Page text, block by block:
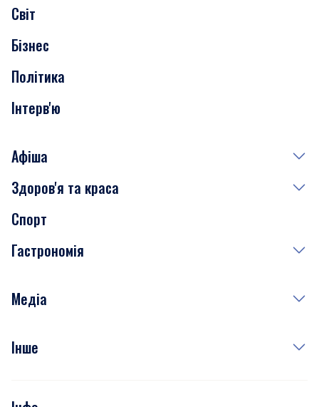
Нерухомість
Транспорт
Світ
Бізнес
Політика
Інтерв'ю
Афіша
Сьогодні
Завтра
Субота
Здоров'я та краса
Медицина
Краса
Спорт
Гастрономія
Рецепти
Медіа
Фото
Подкасти
Інше